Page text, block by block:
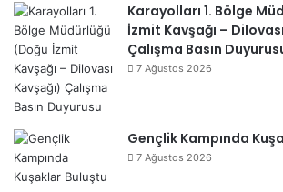
Karayolları 1. Bölge
İzmit Kavşağı –
Çalışma Basın
7 Ağustos 2026
Gençlik Kampında
7 Ağustos 2026